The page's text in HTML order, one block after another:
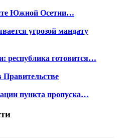
Южной Осетии…
угрозой мандату
готовится…
Правительстве
пункта пропуска…